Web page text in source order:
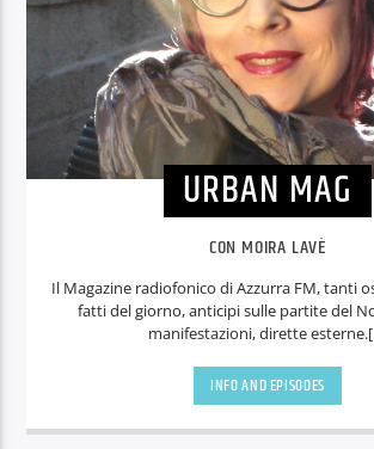
URBAN MAG
CON MOIRA LAVÈ
Il Magazine radiofonico di Azzurra FM, tanti
fatti del giorno, anticipi sulle partite del
manifestazioni, dirette
INFO AND EPISODES